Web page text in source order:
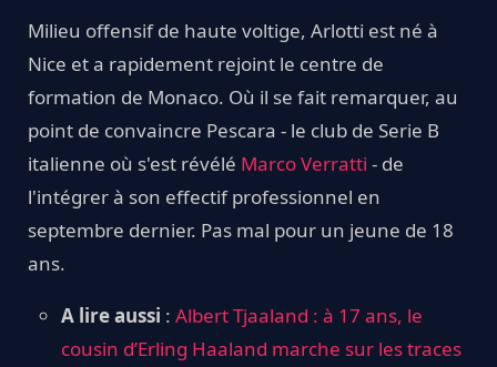
Milieu offensif de haute voltige, Arlotti est né à
Nice et a rapidement rejoint le centre de
formation de Monaco. Où il se fait remarquer, au
point de convaincre Pescara - le club de Serie B
italienne où s'est révélé Marco Verratti - de
l'intégrer à son effectif professionnel en
septembre dernier. Pas mal pour un jeune de 18
ans.
A lire aussi : Albert Tjaaland : à 17 ans, le
cousin d’Erling Haaland marche sur les traces